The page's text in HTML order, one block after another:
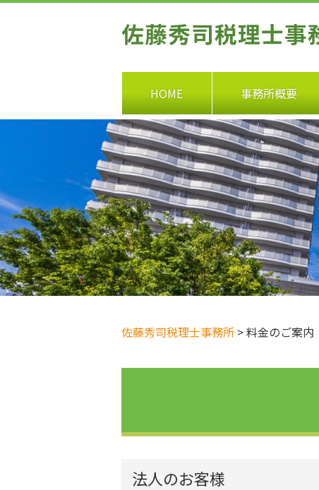
HOME 事務所概要
佐藤秀司税理士事務所 >料金のご案内
法人のお客様